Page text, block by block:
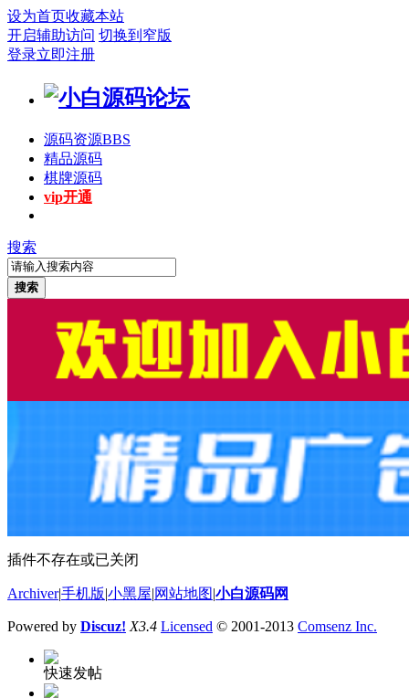
设为首页收藏本站
开启辅助访问 切换到窄版
登录立即注册
源码资源BBS
精品源码
棋牌源码
vip开通
搜索
搜索
插件不存在或已关闭
Archiver|手机版 小黑屋 网站地图 小白源码网
Powered by Discuz! X3.4 Licensed © 2001-2013 Comsenz Inc.
快速发帖